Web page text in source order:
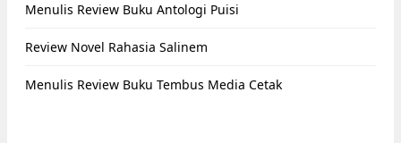
Menulis Review Buku Antologi Puisi
Review Novel Rahasia Salinem
Menulis Review Buku Tembus Media Cetak